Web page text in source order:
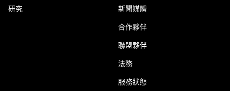
研究 新聞媒體
合作夥伴
聯盟夥伴
法務
服務狀態